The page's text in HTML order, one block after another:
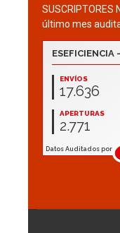
SUSCRIPTORES
último mes